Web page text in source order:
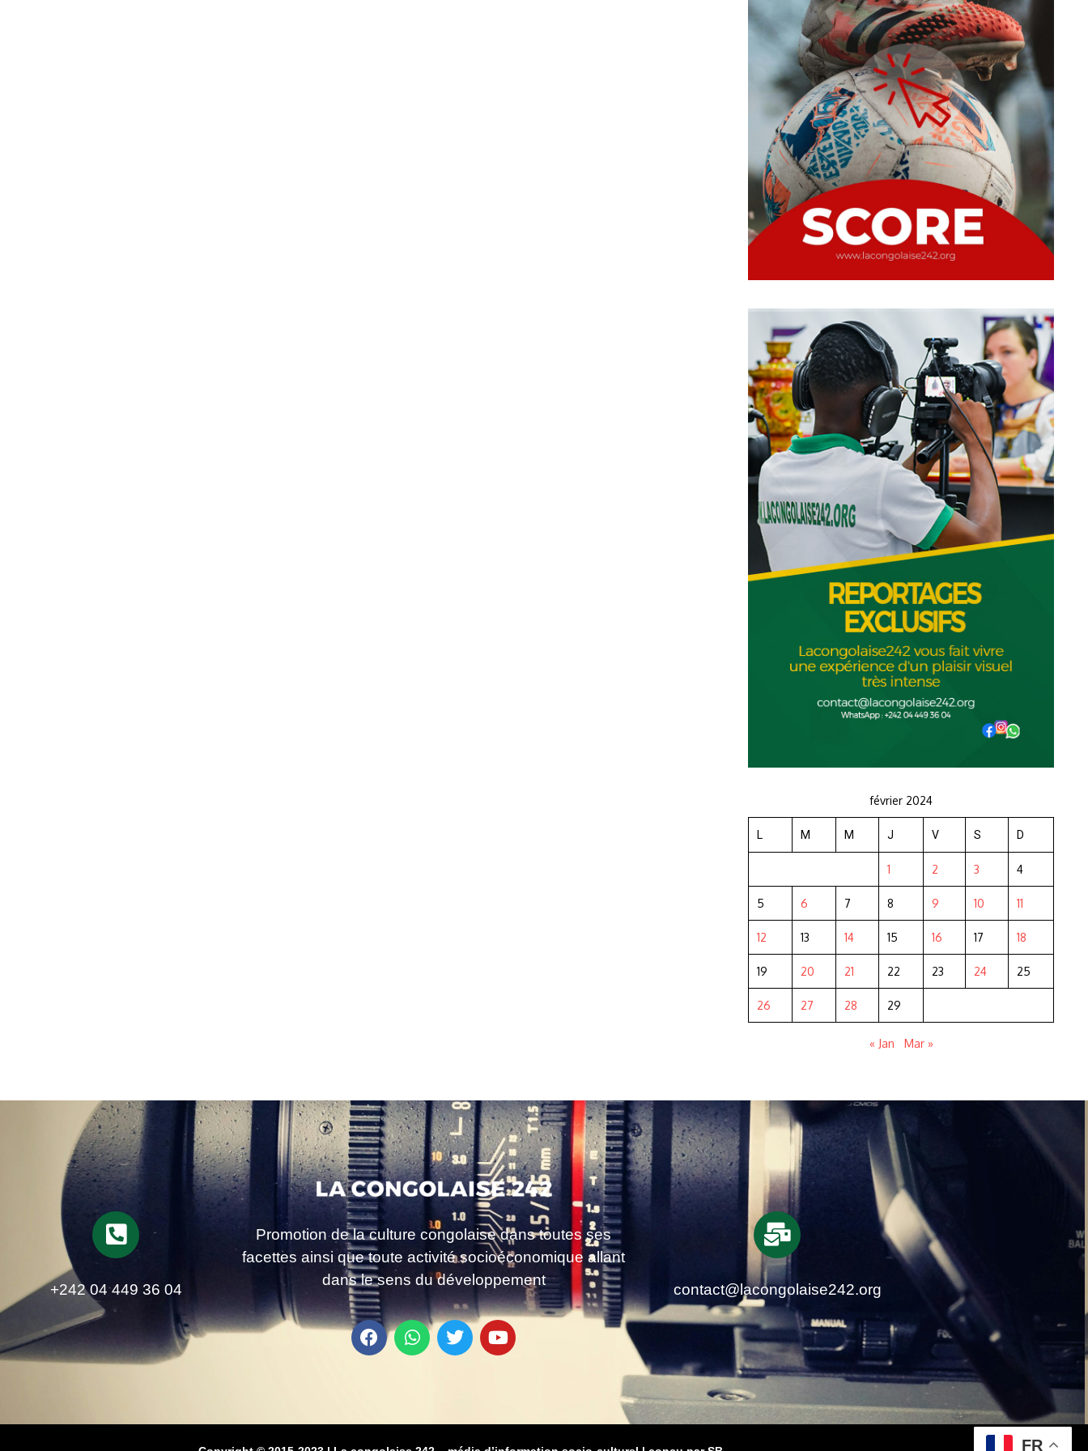
février 2024
L M M J V S D
1 2 3 4
5 6 7 8 9 10 11
12 13 14 15 16 17 18
19 20 21 22 23 24 25
26 27 28 29
« Jan Mar »
+242 04 449 36 04
Promotion de la culture congolaise dans toutes ses
facettes ainsi que toute activité socioéconomique allant
dans le sens du développement
contact@lacongolaise242.org
FR